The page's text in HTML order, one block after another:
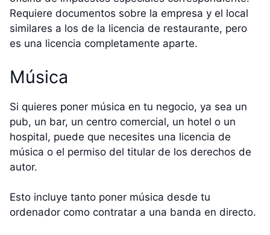
Requiere documentos sobre la empresa y el local
similares a los de la licencia de restaurante, pero
es una licencia completamente aparte.
Música
Si quieres poner música en tu negocio, ya sea un
pub, un bar, un centro comercial, un hotel o un
hospital, puede que necesites una licencia de
música o el permiso del titular de los derechos de
autor.
Esto incluye tanto poner música desde tu
ordenador como contratar a una banda en directo.